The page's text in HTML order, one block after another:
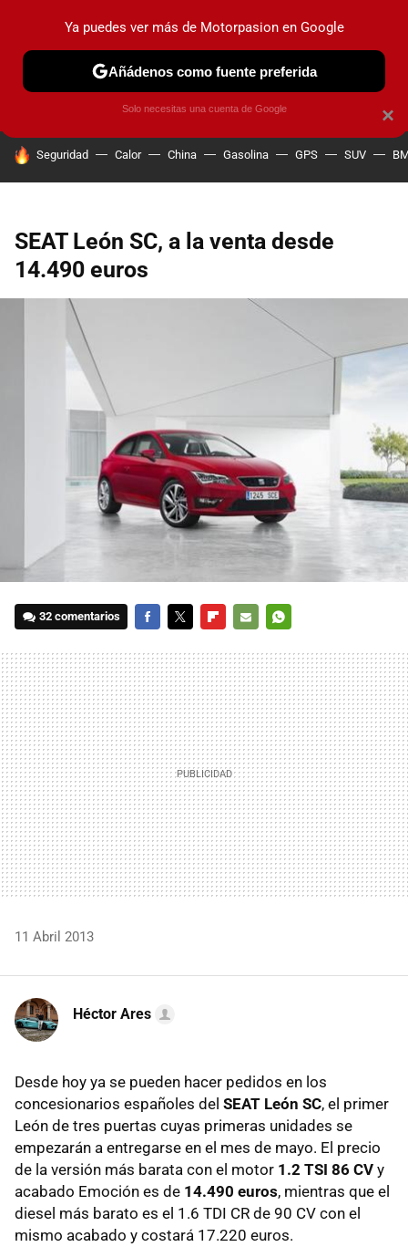
PRUEBAS COCHES ELÉCTRICOS OBSERVATORIO
HOY SE HABLA DE
Seguridad Calor China Gasolina GPS SUV
SEAT León SC, a la venta desde
14.490 euros
32 comentarios
MAIL
11 Abril 2013
Héctor Ares
Desde hoy ya se pueden hacer pedidos en los
concesionarios españoles del SEAT León SC, el primer
León de tres puertas cuyas primeras unidades se
empezarán a entregarse en el mes de mayo. El precio
de la versión más barata con el motor 1.2 TSI 86 CV y
acabado Emoción es de 14.490 euros, mientras que el
diesel más barato es el 1.6 TDI CR de 90 CV con el
mismo acabado y costará 17.220 euros.
×
Ya puedes ver más de Motorpasion en Google
Añádenos como fuente preferida
Solo necesitas una cuenta de Google